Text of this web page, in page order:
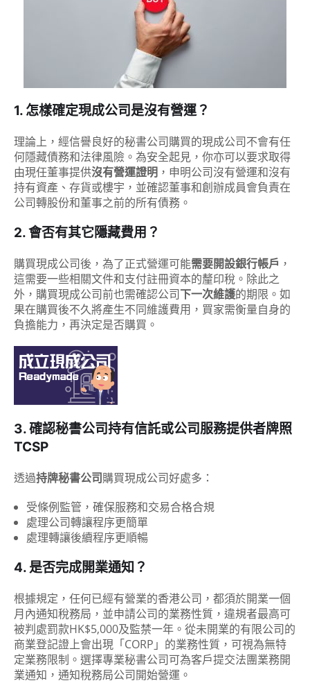
1. 怎樣確定現成公司是沒有營運？
理論上，經信譽良好的秘書公司購買的現成公司不會有任
何隱藏債務和法律風險。為安全起見，你亦可以要求取得
由現任董事提供沒有營運證明 ，申明公司沒有營運和沒有
持有資產、存貨或樓宇，並確認董事和創辦成員會負責在
公司轉股份和董事之前的所有債務。
2. 會否有其它隱藏費用？
購買現成公司後，為了正式營運可能需要開設銀行帳戶 ，
這需要一些相關文件和支付註冊資本的釐印稅。除此之
外，購買現成公司前也需確認公司下一次維護的期限。如
果在購買後不久將產生不同維護費用，買家需衡量自身的
負擔能力，再決定是否購買。
3. 確認秘書公司持有信託或公司服務提供者牌照
TCSP
透過持牌秘書公司購買現成公司好處多：
受條例監管，確保服務和交易合格合規
處理公司轉讓程序更簡單
處理轉讓後續程序更順暢
4. 是否完成開業通知？
根據規定，任何已經有營業的香港公司，都須於開業一個
月內通知稅務局，並申請公司的業務性質，違規者最高可
被判處罰款HK$5,000及監禁一年。從未開業的有限公司的
商業登記證上會出現「CORP」的業務性質，可視為無特
定業務限制。選擇專業秘書公司可為客戶提交法團業務開
業通知，通知稅務局公司開始營運。